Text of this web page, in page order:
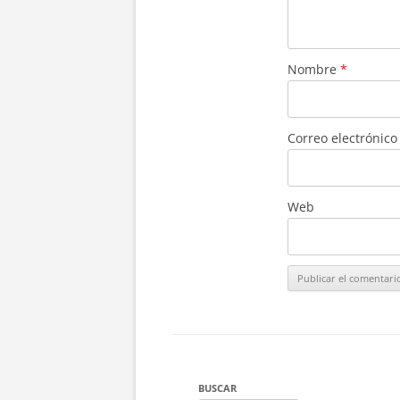
Nombre *
Correo electrónico
Web
BUSCAR